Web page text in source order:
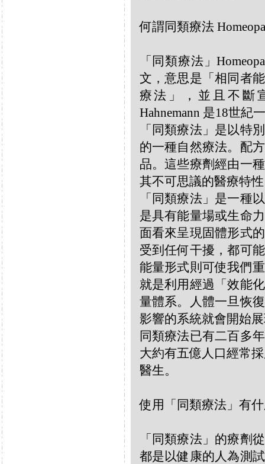
何謂同類療法
「同類療法」
文，意思是「相同者
療法」，並且不斷
Hahnemann 是18世紀
「同類療法」是以特
的一種自然療法。配
品。這些療劑經由一
其不可思議的醫療特
「同類療法」是一種
是具有能量場或生命
面看來呈現固體形式
受到任何干擾，都可
能量形式則可使我們
就是利用經過「效能
量體系。人體一旦恢
影響的系統就會開始
同類療法已有二百多
大約有五億人口經常
醫生。
使用「同類療法」有
「同類療法」的療劑
都是以健康的人為測